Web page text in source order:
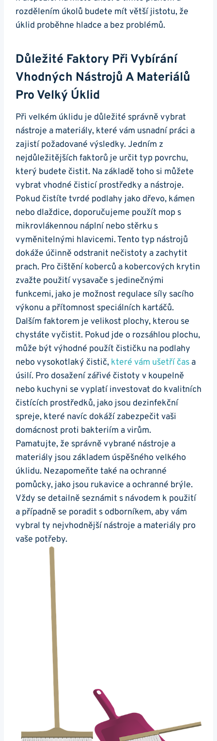
rozdělením úkolů budete mít větší jistotu, že
úklid proběhne hladce a bez problémů.
Důležité Faktory Při Vybírání
Vhodných Nástrojů A Materiálů
Pro Velký Úklid
Při velkém úklidu je důležité správně vybrat
nástroje a materiály, které vám usnadní práci a
zajistí požadované výsledky. Jedním z
nejdůležitějších faktorů je určit typ povrchu,
který budete čistit. Na základě toho si můžete
vybrat vhodné čisticí prostředky a nástroje.
Pokud čistíte tvrdé podlahy jako dřevo, kámen
nebo dlaždice, doporučujeme použít mop s
mikrovlákennou náplní nebo stěrku s
vyměnitelnými hlavicemi. Tento typ nástrojů
dokáže účinně odstranit nečistoty a zachytit
prach. Pro čištění koberců a kobercových krytin
zvažte použití vysavače s jedinečnými
funkcemi, jako je možnost regulace síly sacího
výkonu a přítomnost speciálních kartáčů.
Dalším faktorem je velikost plochy, kterou se
chystáte vyčistit. Pokud jde o rozsáhlou plochu,
může být výhodné použít čističku na podlahy
nebo vysokotlaký čistič, které vám ušetří čas a
úsilí. Pro dosažení zářivé čistoty v koupelně
nebo kuchyni se vyplatí investovat do kvalitních
čistících prostředků, jako jsou dezinfekční
spreje, které navíc dokáží zabezpečit vaši
domácnost proti bakteriím a virům.
Pamatujte, že správně vybrané nástroje a
materiály jsou základem úspěšného velkého
úklidu. Nezapomeňte také na ochranné
pomůcky, jako jsou rukavice a ochranné brýle.
Vždy se detailně seznámit s návodem k použití
a případně se poradit s odborníkem, aby vám
vybral ty nejvhodnější nástroje a materiály pro
vaše potřeby.